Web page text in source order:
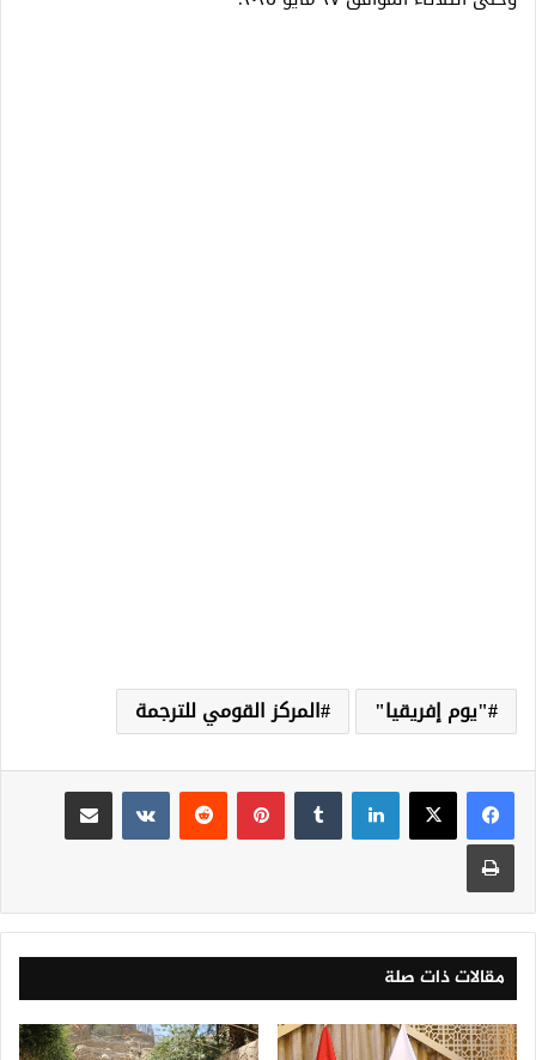
"يوم إفريقيا" المركز القومي للترجمة
لينكدإن بينتيريست
مقالات ذات صلة